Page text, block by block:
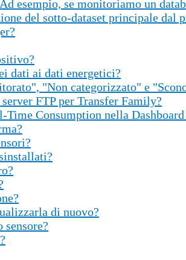
esempio, se monitoriamo un
del sotto-dataset principale dal
dati ai dati energetici?
"Non categorizzato" e
FTP per Transfer Family?
Consumption nella
di nuovo?